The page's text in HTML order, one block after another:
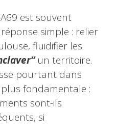
est souvent
simple : relier
fluidifier les
un territoire.
pourtant dans
fondamentale :
sont-ils
si